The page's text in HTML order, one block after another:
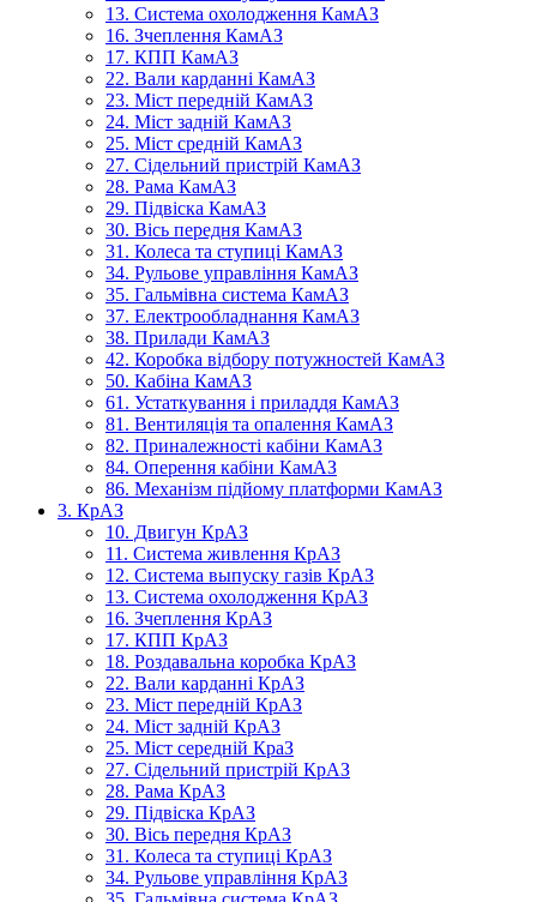
13. Система охолодження КамАЗ
16. Зчеплення КамАЗ
17. КПП КамАЗ
22. Вали карданні КамАЗ
23. Міст передній КамАЗ
24. Міст задній КамАЗ
25. Міст средній КамАЗ
27. Сідельний пристрій КамАЗ
28. Рама КамАЗ
29. Підвіска КамАЗ
30. Вісь передня КамАЗ
31. Колеса та ступиці КамАЗ
34. Рульове управління КамАЗ
35. Гальмівна система КамАЗ
37. Електрообладнання КамАЗ
38. Прилади КамАЗ
42. Коробка відбору потужностей КамАЗ
50. Кабіна КамАЗ
61. Устаткування і приладдя КамАЗ
81. Вентиляція та опалення КамАЗ
82. Приналежності кабіни КамАЗ
84. Оперення кабіни КамАЗ
86. Механізм підйому платформи КамАЗ
3. КрАЗ
10. Двигун КрАЗ
11. Система живлення КрАЗ
12. Система выпуску газів КрАЗ
13. Система охолодження КрАЗ
16. Зчеплення КрАЗ
17. КПП КрАЗ
18. Роздавальна коробка КрАЗ
22. Вали карданні КрАЗ
23. Міст передній КрАЗ
24. Міст задній КрАЗ
25. Міст середній КраЗ
27. Сідельний пристрій КрАЗ
28. Рама КрАЗ
29. Підвіска КрАЗ
30. Вісь передня КрАЗ
31. Колеса та ступиці КрАЗ
34. Рульове управління КрАЗ